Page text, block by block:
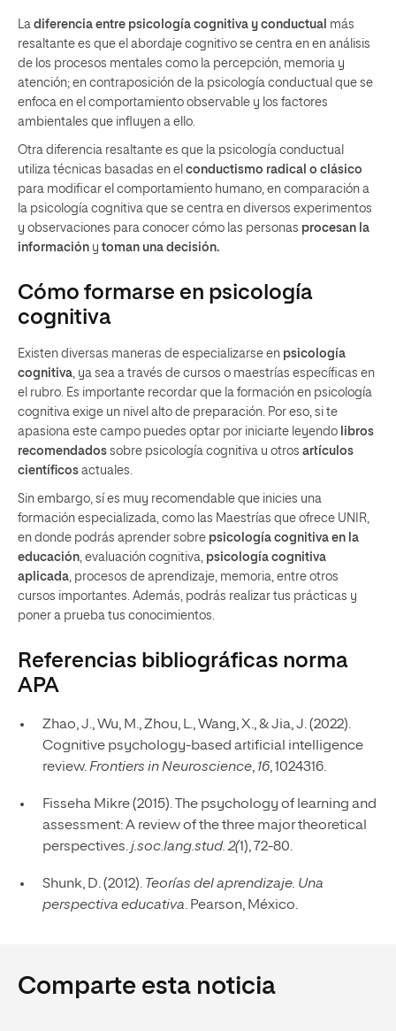
La diferencia entre psicología cognitiva y conductual más
resaltante es que el abordaje cognitivo se centra en en análisis
de los procesos mentales como la percepción, memoria y
atención; en contraposición de la psicología conductual que se
enfoca en el comportamiento observable y los factores
ambientales que influyen a ello.
Otra diferencia resaltante es que la psicología conductual
utiliza técnicas basadas en el conductismo radical o clásico
para modificar el comportamiento humano, en comparación a
la psicología cognitiva que se centra en diversos experimentos
y observaciones para conocer cómo las personas procesan la
información y toman una decisión.
Cómo formarse en psicología
cognitiva
Existen diversas maneras de especializarse en psicología
cognitiva , ya sea a través de cursos o maestrías específicas en
el rubro. Es importante recordar que la formación en psicología
cognitiva exige un nivel alto de preparación. Por eso, si te
apasiona este campo puedes optar por iniciarte leyendo libros
recomendados sobre psicología cognitiva u otros artículos
científicos actuales.
Sin embargo, sí es muy recomendable que inicies una
formación especializada, como las Maestrías que ofrece UNIR,
en donde podrás aprender sobre psicología cognitiva en la
educación , evaluación cognitiva, psicología cognitiva
aplicada , procesos de aprendizaje, memoria, entre otros
cursos importantes. Además, podrás realizar tus prácticas y
poner a prueba tus conocimientos.
Referencias bibliográficas norma
APA
Zhao, J., Wu, M., Zhou, L., Wang, X., & Jia, J. (2022).
Cognitive psychology-based artificial intelligence
review.Frontiers in Neuroscience, 16, 1024316.
Fisseha Mikre (2015). The psychology of learning and
assessment: A review of the three major theoretical
perspectives.j.soc.lang.stud. 2(1), 72-80.
Shunk, D. (2012). Teorías del aprendizaje. Una
perspectiva educativa. Pearson, México.
Comparte esta noticia